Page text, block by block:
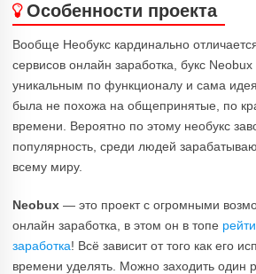
Особенности проекта
Вообще Необукс кардинально
сервисов онлайн заработка, букс Neobux
уникальным по функционалу и сама
была не похожа на общепринятые, по
времени. Вероятно по этому необукс
популярность, среди людей
всему миру.
Neobux — это проект с огромными
онлайн заработка, в этом он в топе
заработка! Всё зависит от того как его
времени уделять. Можно заходить один